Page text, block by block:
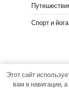
Спорт и йога
Copyright ©
Этот сайт
вам в навигации,